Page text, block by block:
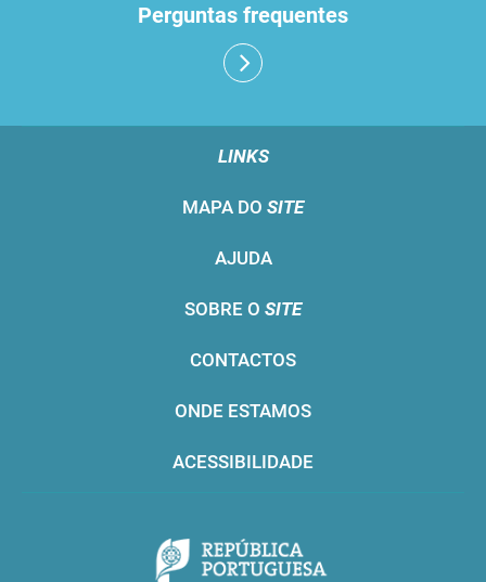
Perguntas frequentes
LINKS
MAPA DO SITE
AJUDA
SOBRE O SITE
CONTACTOS
ONDE ESTAMOS
ACESSIBILIDADE